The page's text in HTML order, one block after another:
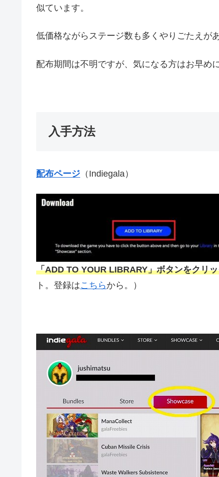
似ています。
低価格ながらステージ数も多くやりごたえが
配布期間は不明ですが、気になる方はお早め
入手方法
配布ページ （Indiegala）
「ADD TO YOUR LIBRARY」ボタンをクリ
ト。登録はこちら から。）